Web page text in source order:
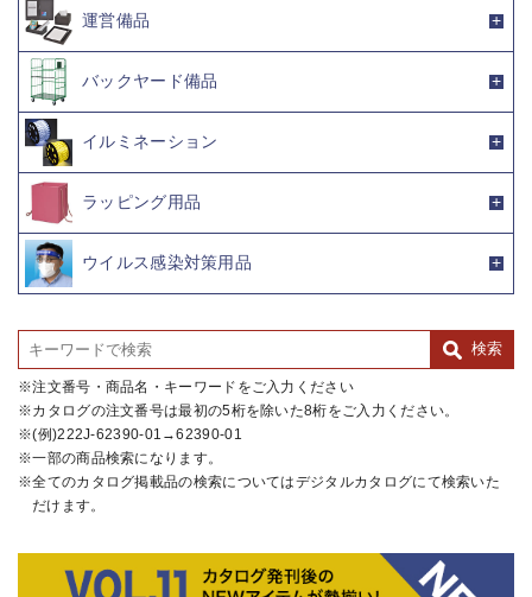
運営備品
バックヤード備品
イルミネーション
ラッピング用品
ウイルス感染対策用品
注文番号・商品名・キーワードをご入力ください
カタログの注文番号は最初の5桁を除いた8桁をご入力ください。
(例)222J-62390-01→62390-01
一部の商品検索になります。
全てのカタログ掲載品の検索についてはデジタルカタログにて検索いた
だけます。